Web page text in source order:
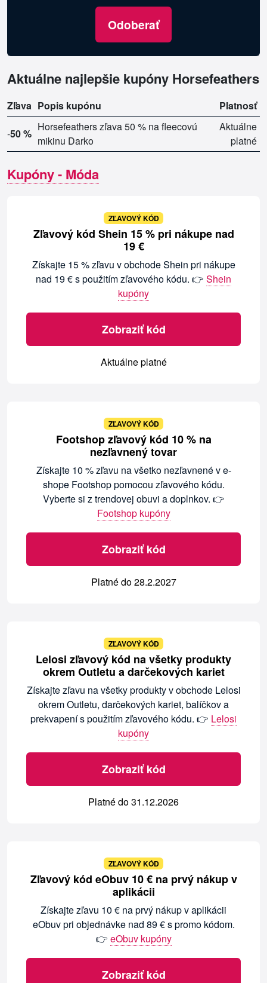
Odoberať
Aktuálne najlepšie kupóny Horsefeathers
Zľava Popis kupónu Platnosť
-50 %
Horsefeathers zľava 50 % na fleecovú
mikinu Darko
Aktuálne
platné
Kupóny - Móda
ZĽAVOVÝ KÓD
Zľavový kód Shein 15 % pri nákupe nad
19 €
Získajte 15 % zľavu v obchode Shein pri nákupe
nad 19 € s použitím zľavového kódu. 👉 Shein
kupóny
Zobraziť kód
Aktuálne platné
ZĽAVOVÝ KÓD
Footshop zľavový kód 10 % na
nezľavnený tovar
Získajte 10 % zľavu na všetko nezľavnené v e-
shope Footshop pomocou zľavového kódu.
Vyberte si z trendovej obuvi a doplnkov. 👉
Footshop kupóny
Zobraziť kód
Platné do 28.2.2027
ZĽAVOVÝ KÓD
Lelosi zľavový kód na všetky produkty
okrem Outletu a darčekových kariet
Získajte zľavu na všetky produkty v obchode Lelosi
okrem Outletu, darčekových kariet, balíčkov a
prekvapení s použitím zľavového kódu. 👉 Lelosi
kupóny
Zobraziť kód
Platné do 31.12.2026
ZĽAVOVÝ KÓD
Zľavový kód eObuv 10 € na prvý nákup v
aplikácii
Získajte zľavu 10 € na prvý nákup v aplikácii
eObuv pri objednávke nad 89 € s promo kódom.
👉 eObuv kupóny
Zobraziť kód